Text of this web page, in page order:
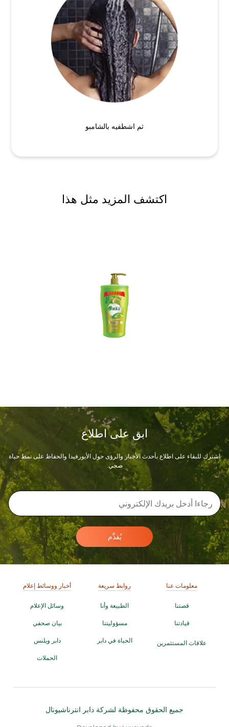
ثم اشطفيه بالشامبو
اكتشف المزيد مثل هذا
ابق على اطلاع
اشترك للبقاء على اطلاع بأحدث الأخبار والرؤى حول الأيورفيدا والحفاظ على نمط حياة
صحي.
يُقدِّم
معلومات عنا
قصتنا
قيادتنا
علاقات المستثمرين
روابط سريعة
الطبيعة وأنا
مسؤوليتنا
الحياة في دابر
أخبار ووسائط إعلام
وسائل الإعلام
بيان صحفي
دابر ويلنس
الحملات
جميع الحقوق محفوظة لشركة دابر انترناشيونال